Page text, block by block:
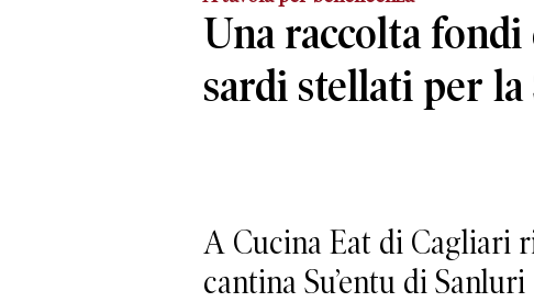
Una raccolta
sardi stellati per la
A Cucina Eat di Cagliari
cantina Su’entu di Sanluri